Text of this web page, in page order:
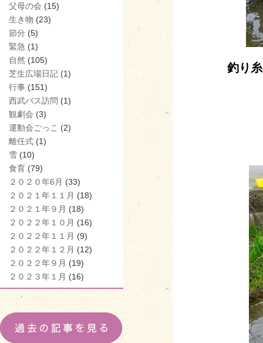
父母の会 (15)
生き物 (23)
節分 (5)
緊急 (1)
自然 (105)
芝生広場日記 (1)
行事 (151)
西武バス訪問 (1)
観劇会 (3)
運動会ごっこ (2)
離任式 (1)
雪 (10)
食育 (79)
２０２０年6月 (33)
２０２１年１１月 (18)
２０２１年９月 (18)
２０２２年１０月 (16)
２０２２年１１月 (9)
２０２２年１２月 (12)
２０２２年９月 (19)
２０２３年１月 (16)
釣り